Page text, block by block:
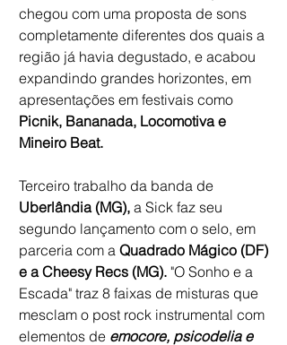
chegou com uma proposta de sons
completamente diferentes dos quais a
região já havia degustado, e acabou
expandindo grandes horizontes, em
apresentações em festivais como
Picnik, Bananada, Locomotiva e
Mineiro Beat.
Terceiro trabalho da banda de
Uberlândia (MG), a Sick faz seu
segundo lançamento com o selo, em
parceria com a Quadrado Mágico (DF)
e a Cheesy Recs (MG). "O Sonho e a
Escada" traz 8 faixas de misturas que
mesclam o post rock instrumental com
elementos de emocore, psicodelia e